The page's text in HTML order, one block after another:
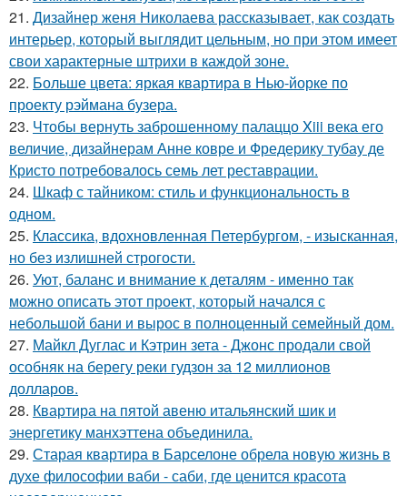
21. Дизайнер женя Николаева рассказывает, как создать
интерьер, который выглядит цельным, но при этом имеет
свои характерные штрихи в каждой зоне.
22. Больше цвета: яркая квартира в Нью-йорке по
проекту рэймана бузера.
23. Чтобы вернуть заброшенному палаццо Xiii века его
величие, дизайнерам Анне ковре и Фредерику тубау де
Кристо потребовалось семь лет реставрации.
24. Шкаф с тайником: стиль и функциональность в
одном.
25. Классика, вдохновленная Петербургом, - изысканная,
но без излишней строгости.
26. Уют, баланс и внимание к деталям - именно так
можно описать этот проект, который начался с
небольшой бани и вырос в полноценный семейный дом.
27. Майкл Дуглас и Кэтрин зета - Джонс продали свой
особняк на берегу реки гудзон за 12 миллионов
долларов.
28. Квартира на пятой авеню итальянский шик и
энергетику манхэттена объединила.
29. Старая квартира в Барселоне обрела новую жизнь в
духе философии ваби - саби, где ценится красота